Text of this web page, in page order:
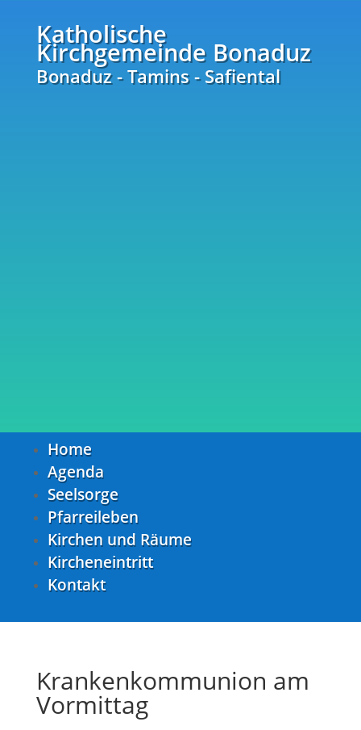
Katholische
Kirchgemeinde Bonaduz
Bonaduz - Tamins - Safiental
Home
Agenda
Seelsorge
Pfarreileben
Kirchen und Räume
Kircheneintritt
Kontakt
Krankenkommunion am
Vormittag